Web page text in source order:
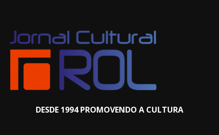
DESDE 1994 PROMOVENDO A CULTURA